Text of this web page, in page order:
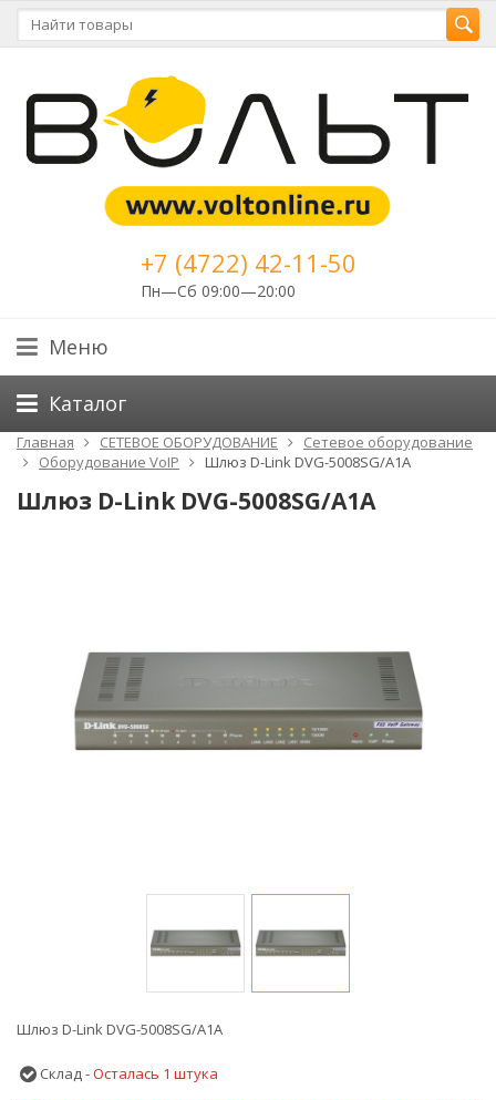
+7 (4722) 42-11-50
Пн—Сб 09:00—20:00
Меню
Каталог
Главная СЕТЕВОЕ ОБОРУДОВАНИЕ
Cетевое оборудование
Оборудование VoIP
Шлюз D-Link DVG-5008SG/A1A
Шлюз D-Link DVG-5008SG/A1A
Шлюз D-Link DVG-5008SG/A1A
Склад -Осталась 1 штука